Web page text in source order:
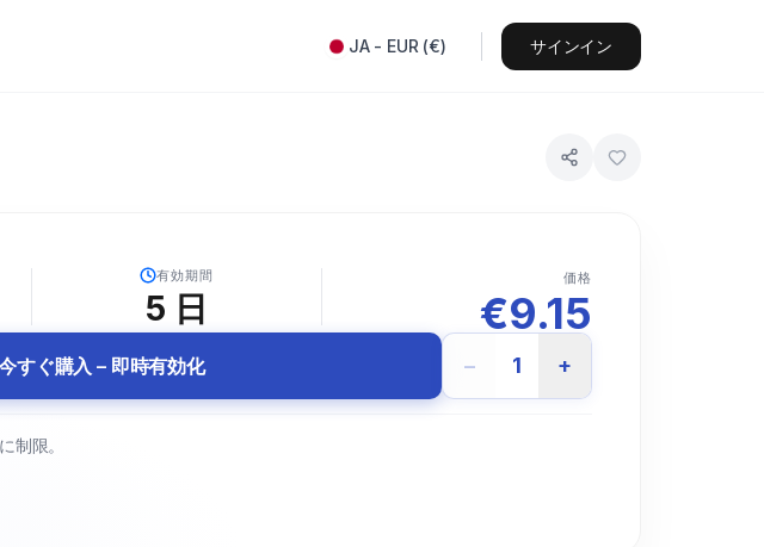
JA- EUR (€) サインイン
有効期間
5 日
価格
€9.15
すぐ購入 – 即時有効化 − 1 +
制限。